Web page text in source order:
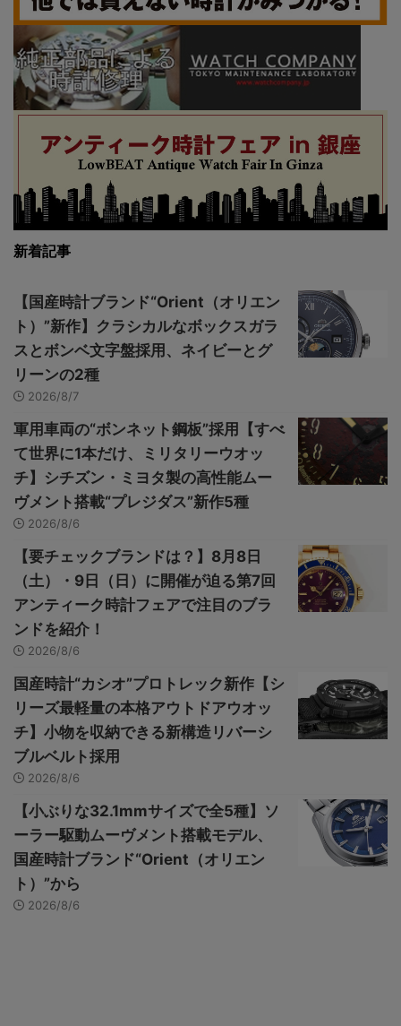
新着記事
【国産時計ブランド“Orient（オリエン
ト）”新作】クラシカルなボックスガラ
スとボンベ文字盤採用、ネイビーとグ
リーンの2種
2026/8/7
軍用車両の“ボンネット鋼板”採用【すべ
て世界に1本だけ、ミリタリーウオッ
チ】シチズン・ミヨタ製の高性能ムー
ヴメント搭載“プレジダス”新作5種
2026/8/6
【要チェックブランドは？】8月8日
（土）・9日（日）に開催が迫る第7回
アンティーク時計フェアで注目のブラ
ンドを紹介！
2026/8/6
国産時計“カシオ”プロトレック新作【シ
リーズ最軽量の本格アウトドアウオッ
チ】小物を収納できる新構造リバーシ
ブルベルト採用
2026/8/6
【小ぶりな32.1mmサイズで全5種】ソ
ーラー駆動ムーヴメント搭載モデル、
国産時計ブランド“Orient（オリエン
ト）”から
2026/8/6